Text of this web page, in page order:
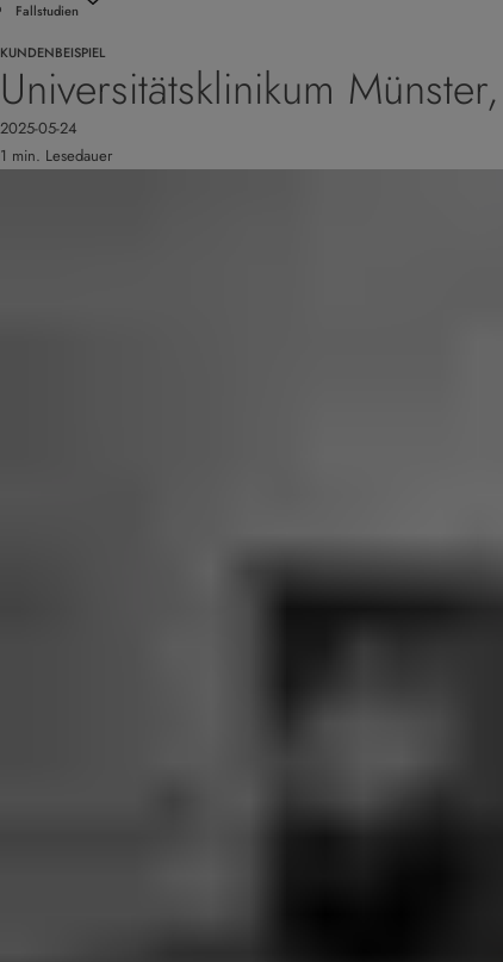
Fallstudien
KUNDENBEISPIEL
Universitätsklinikum
2025-05-24
1 min. Lesedauer